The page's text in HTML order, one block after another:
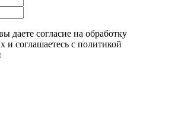
даете согласие на обработку
и соглашаетесь c политикой